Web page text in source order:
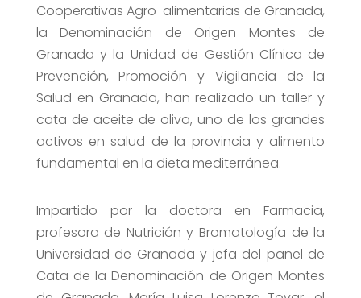
Cooperativas Agro-alimentarias de Granada,
la Denominación de Origen Montes de
Granada y la Unidad de Gestión Clínica de
Prevención, Promoción y Vigilancia de la
Salud en Granada, han realizado un taller y
cata de aceite de oliva, uno de los grandes
activos en salud de la provincia y alimento
fundamental en la dieta mediterránea.
Impartido por la doctora en Farmacia,
profesora de Nutrición y Bromatología de la
Universidad de Granada y jefa del panel de
Cata de la Denominación de Origen Montes